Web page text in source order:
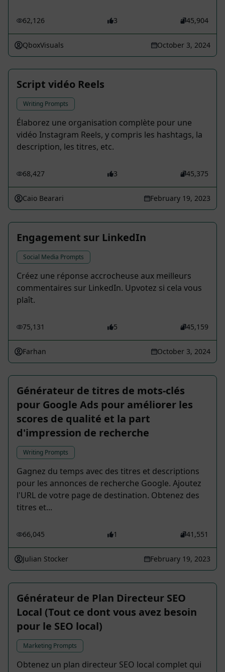
62,126 3 45,904
QboxVisuals October 3, 2024
Script vidéo Reels
Writing Prompts
Élaborez une organisation complète pour une
vidéo Instagram Reels, y compris les hashtags, la
description, les titres, etc.
68,427 3 45,375
Caio Bearari February 19, 2023
Engagement sur LinkedIn
Social Media Prompts
Créez une réponse accrocheuse aux meilleurs
commentaires sur LinkedIn. Upvotez si cela vous
plaît.
75,131 5 45,159
Farhan October 3, 2024
Générateur de titres de mots-clés
pour Google Ads pour améliorer les
scores de qualité et la part
d'impression de recherche
Writing Prompts
Gagnez du temps avec des titres et descriptions
pour les annonces de recherche Google. Ajoutez
l'URL de votre page de destination. Obtenez des
titres et...
66,045 1 41,551
Julian Stocker February 19, 2023
Générateur de Plan Directeur SEO
Local (Tout ce dont vous avez besoin
pour le SEO local)
Marketing Prompts
Obtenez un plan directeur SEO local complet qui